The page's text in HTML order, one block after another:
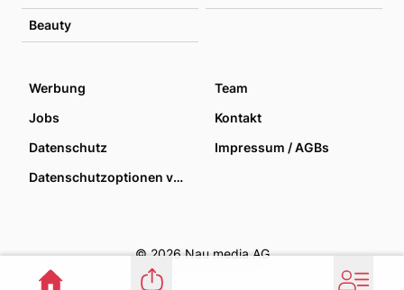
Beauty
Werbung
Team
Jobs
Kontakt
Datenschutz
Impressum / AGBs
Datenschutzoptionen verwalten
© 2026 Nau media AG